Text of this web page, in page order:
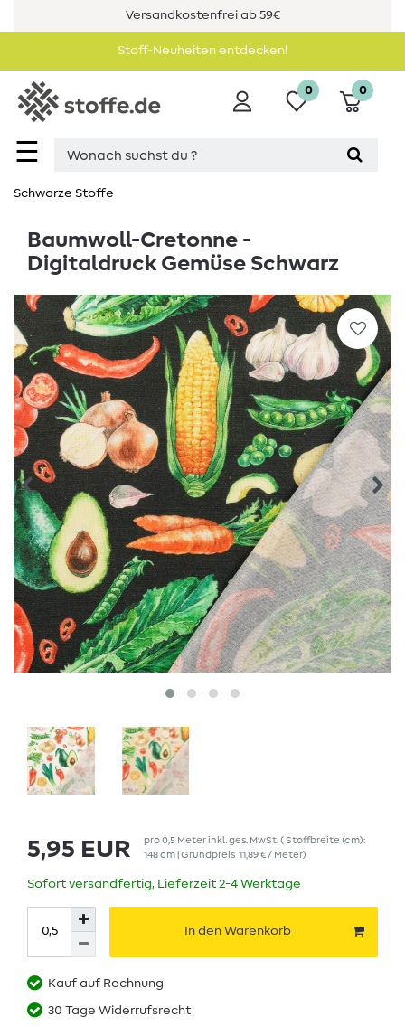
Versandkostenfrei ab 59€
Stoff-Neuheiten entdecken!
☰
0 0
Schwarze Stoffe
Baumwoll-Cretonne -
Digitaldruck Gemüse Schwarz
5,95 EUR pro0,5 Meterinkl. ges. MwSt. ( Stoffbreite (cm):
148 cm | Grundpreis 11,89 € / Meter)
Sofort versandfertig, Lieferzeit 2-4 Werktage
In den Warenkorb
Kauf auf Rechnung
30 Tage Widerrufsrecht